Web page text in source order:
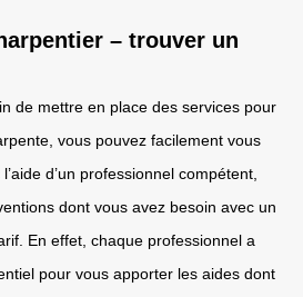
– trouver un
de mettre en place des services pour
vous pouvez facilement vous
d’un professionnel compétent,
dont vous avez besoin avec un
En effet, chaque professionnel a
pour vous apporter les aides dont